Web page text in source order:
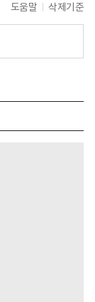
도움말 삭제기준